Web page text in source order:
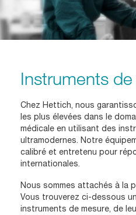
Centre SAV
À propos
Actualités et
Télécharger
Contact
Instruments
Chez Hettich, nous
les plus élevées dans le
médicale en utilisant des
ultramodernes. Notre
calibré et entretenu pour
internationales.
Nous sommes attachés à la
Vous trouverez ci-dessous
instruments de mesure, de